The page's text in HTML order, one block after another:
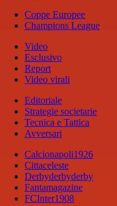
Coppe Europee
Champions League
Video
Esclusivo
Report
Video virali
Editoriale
Strategie societarie
Tecnica e Tattica
Avversari
Calcionapoli1926
Cittaceleste
Derbyderbyderby
Fantamagazine
FCInter1908